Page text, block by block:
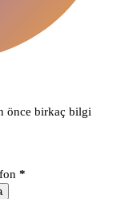
önce birkaç bilgi
*